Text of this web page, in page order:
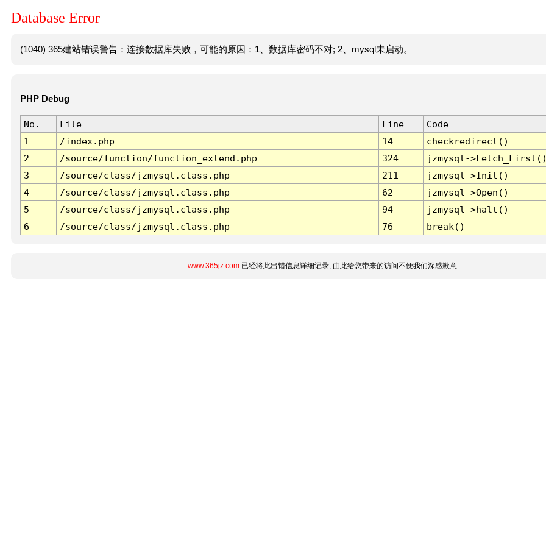
Database Error
(1040) 365建站错误警告：连接数据库失败，可能的原因：1、数据库密码不对; 2、mysql未启动。
PHP Debug
No. File Line
Code
1
/index.php 14
checkredirect()
2
/source/function/function_extend.php 324
jzmysql-
3
/source/class/jzmysql.class.php 211
jzmysql->Init()
4
/source/class/jzmysql.class.php 62
jzmysql->Open()
5
/source/class/jzmysql.class.php 94
jzmysql->halt()
6
/source/class/jzmysql.class.php 76 break()
www.365jz.com已经将此出错信息详细记录, 由此给您带来的访问不便我们深感歉意.